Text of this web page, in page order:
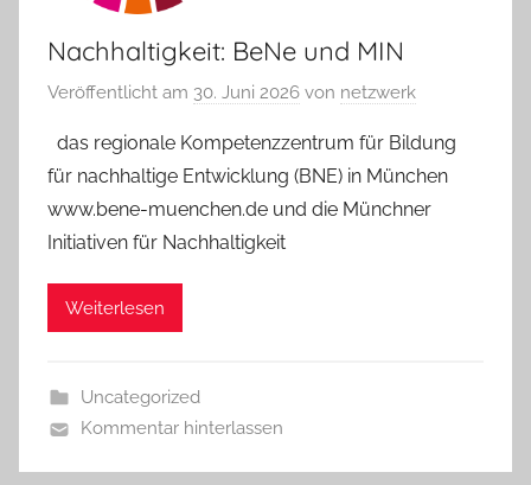
Nachhaltigkeit: BeNe und MIN
Veröffentlicht am 30. Juni 2026 von netzwerk
das regionale Kompetenzzentrum für Bildung
für nachhaltige Entwicklung (BNE) in München
www.bene-muenchen.de und die Münchner
Initiativen für Nachhaltigkeit
Weiterlesen
Uncategorized
Kommentar hinterlassen